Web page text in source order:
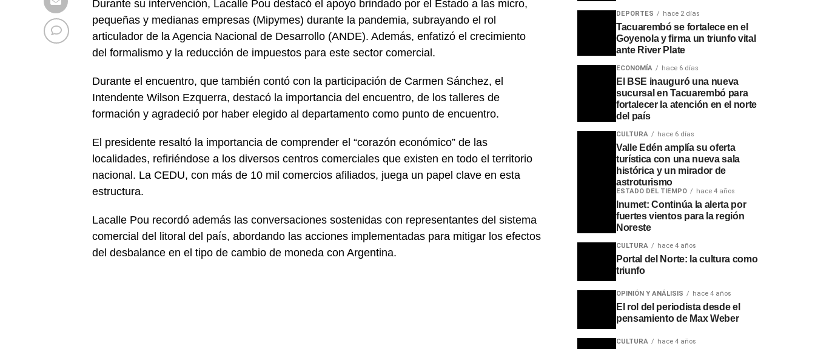
Durante su intervención, Lacalle Pou destacó el apoyo brindado por el Estado a las micro,
pequeñas y medianas empresas (Mipymes) durante la pandemia, subrayando el rol
articulador de la Agencia Nacional de Desarrollo (ANDE). Además, enfatizó el crecimiento
del formalismo y la reducción de impuestos para este sector comercial.
Durante el encuentro, que también contó con la participación de Carmen Sánchez, el
Intendente Wilson Ezquerra, destacó la importancia del encuentro, de los talleres de
formación y agradeció por haber elegido al departamento como punto de encuentro.
El presidente resaltó la importancia de comprender el “corazón económico” de las
localidades, refiriéndose a los diversos centros comerciales que existen en todo el territorio
nacional. La CEDU, con más de 10 mil comercios afiliados, juega un papel clave en esta
estructura.
Lacalle Pou recordó además las conversaciones sostenidas con representantes del sistema
comercial del litoral del país, abordando las acciones implementadas para mitigar los efectos
del desbalance en el tipo de cambio de moneda con Argentina.
DEPORTES hace 2 días
Tacuarembó se fortalece en el
Goyenola y firma un triunfo vital
ante River Plate
ECONOMÍA hace 6 días
El BSE inauguró una nueva
sucursal en Tacuarembó para
fortalecer la atención en el norte
del país
CULTURA hace 6 días
Valle Edén amplía su oferta
turística con una nueva sala
histórica y un mirador de
astroturismo
ESTADO DEL TIEMPO hace 4 años
Inumet: Continúa la alerta por
fuertes vientos para la región
Noreste
CULTURA hace 4 años
Portal del Norte: la cultura como
triunfo
OPINIÓN Y ANÁLISIS hace 4 años
El rol del periodista desde el
pensamiento de Max Weber
CULTURA hace 4 años